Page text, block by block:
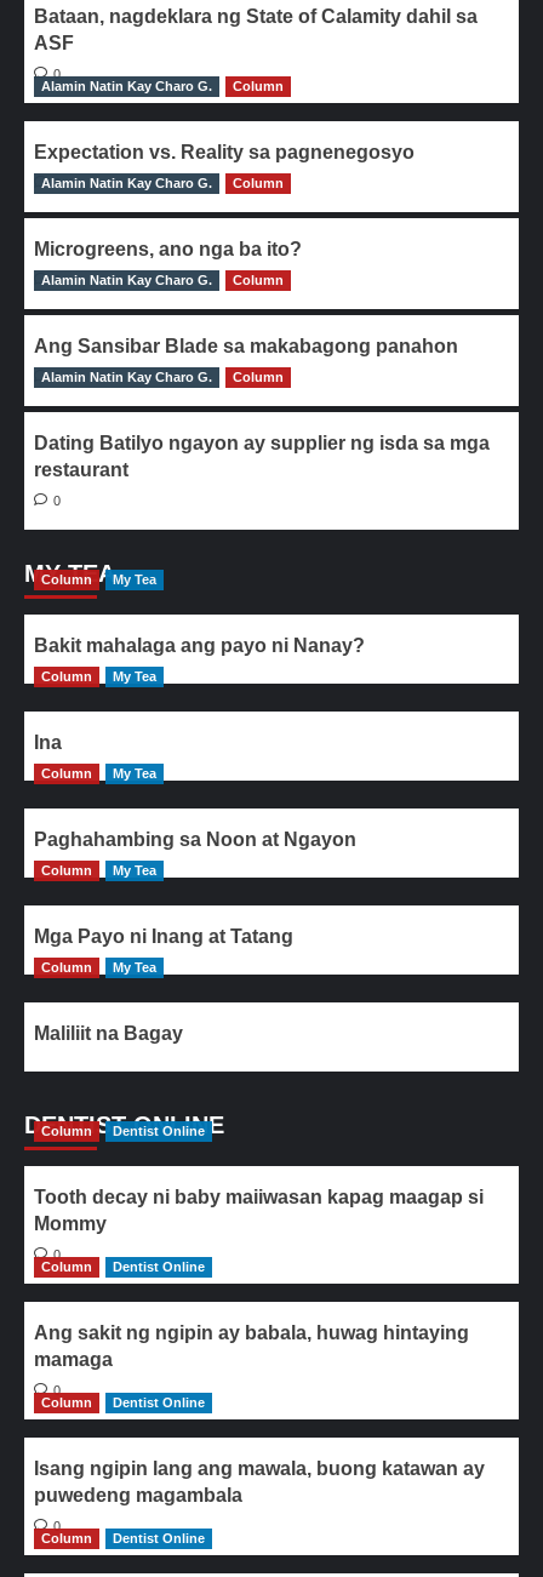
Bataan, nagdeklara ng State of Calamity dahil sa
ASF
0
Alamin Natin Kay Charo G.
Column
Expectation vs. Reality sa pagnenegosyo
0
Alamin Natin Kay Charo G. Column
Microgreens, ano nga ba ito?
0
Alamin Natin Kay Charo G. Column
Ang Sansibar Blade sa makabagong panahon
0
Alamin Natin Kay Charo G. Column
Dating Batilyo ngayon ay supplier ng isda sa mga
restaurant
0
MY TEA
Column My Tea
Bakit mahalaga ang payo ni Nanay?
Column My Tea
Ina
Column My Tea
Paghahambing sa Noon at Ngayon
Column My Tea
Mga Payo ni Inang at Tatang
Column My Tea
Maliliit na Bagay
DENTIST ONLINE
Column Dentist Online
Tooth decay ni baby maiiwasan kapag maagap si
Mommy
0
Column
Dentist Online
Ang sakit ng ngipin ay babala, huwag hintaying
mamaga
0
Column
Dentist Online
Isang ngipin lang ang mawala, buong katawan ay
puwedeng magambala
0
Column
Dentist Online